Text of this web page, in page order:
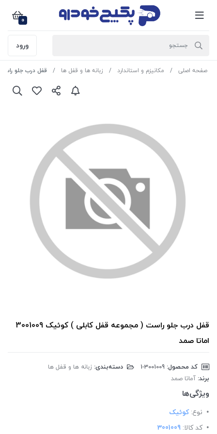
0
ورود
صفحه اصلی مکانیزم و استاندارد زبانه ها و قفل ها قفل درب جلو راست (
قفل درب جلو راست ( مجموعه قفل کابلی ) کوئیک 3001009
اماتا صمد
کد محصول: دسته‌بندی: زبانه ها و قفل ها
برند: آماتا صمد
ویژگی‌ها
نوع: کوئیک
کد کالا: 3001009